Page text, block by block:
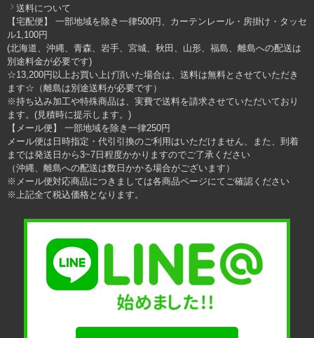
送料について
【宅配便】 一部地域を除き一律500円、カーテンレール・房掛け・タッセ
ル1,100円
(北海道、沖縄、青森、岩手、宮城、秋田、山形、福島、離島への配送は
別途料金が必要です)
☆13,200円以上お買い上げ頂いた場合は、送料は無料とさせていただき
ます☆（離島は別途送料が必要です）
※持ち込み加工や特殊商品は、実費で送料を請求させていただいており
ます。(見積時に提示します。)
【メール便】 一部地域を除き一律250円
メール便は日時指定・代引引換のご利用はいただけません、また、到着
までは発送日から3~7日程度かかりますのでご了承ください
（沖縄、離島への配送は数日かかる場合がございます）
※メール便対応商品につきましては各商品ページにてご確認ください
※上記全て税込価格となります。